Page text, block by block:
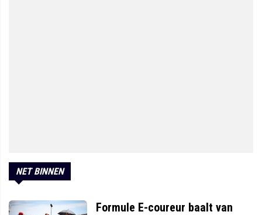
NET BINNEN
Formule E-coureur baalt van